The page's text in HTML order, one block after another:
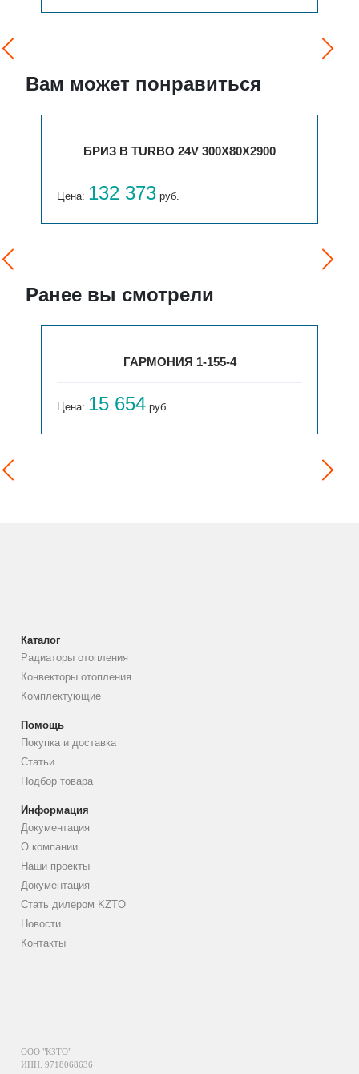
Вам может понравиться
БРИЗ В TURBO 24V 300Х80Х2900
Цена: 132 373 руб.
Ранее вы смотрели
ГАРМОНИЯ 1-155-4
Цена: 15 654 руб.
Каталог
Радиаторы отопления
Конвекторы отопления
Комплектующие
Помощь
Покупка и доставка
Статьи
Подбор товара
Информация
Документация
О компании
Наши проекты
Документация
Стать дилером KZTO
Новости
Контакты
ООО "КЗТО"
ИНН: 9718068636